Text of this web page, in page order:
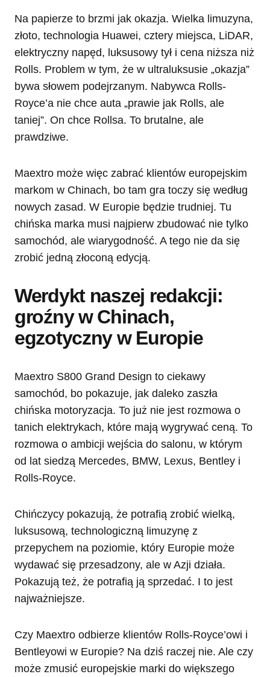
Na papierze to brzmi jak okazja. Wielka limuzyna,
złoto, technologia Huawei, cztery miejsca, LiDAR,
elektryczny napęd, luksusowy tył i cena niższa niż
Rolls. Problem w tym, że w ultraluksusie „okazja”
bywa słowem podejrzanym. Nabywca Rolls-
Royce’a nie chce auta „prawie jak Rolls, ale
taniej”. On chce Rollsa. To brutalne, ale
prawdziwe.
Maextro może więc zabrać klientów europejskim
markom w Chinach, bo tam gra toczy się według
nowych zasad. W Europie będzie trudniej. Tu
chińska marka musi najpierw zbudować nie tylko
samochód, ale wiarygodność. A tego nie da się
zrobić jedną złoconą edycją.
Werdykt naszej redakcji:
groźny w Chinach,
egzotyczny w Europie
Maextro S800 Grand Design to ciekawy
samochód, bo pokazuje, jak daleko zaszła
chińska motoryzacja. To już nie jest rozmowa o
tanich elektrykach, które mają wygrywać ceną. To
rozmowa o ambicji wejścia do salonu, w którym
od lat siedzą Mercedes, BMW, Lexus, Bentley i
Rolls-Royce.
Chińczycy pokazują, że potrafią zrobić wielką,
luksusową, technologiczną limuzynę z
przepychem na poziomie, który Europie może
wydawać się przesadzony, ale w Azji działa.
Pokazują też, że potrafią ją sprzedać. I to jest
najważniejsze.
Czy Maextro odbierze klientów Rolls-Royce’owi i
Bentleyowi w Europie? Na dziś raczej nie. Ale czy
może zmusić europejskie marki do większego